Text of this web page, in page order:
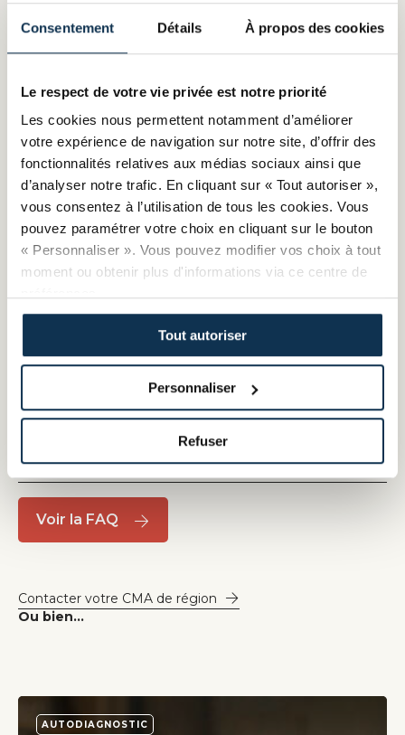
Consentement Détails À propos des cookies
Le respect de votre vie privée est notre priorité
Les cookies nous permettent notamment d’améliorer
votre expérience de navigation sur notre site, d’offrir des
fonctionnalités relatives aux médias sociaux ainsi que
d’analyser notre trafic. En cliquant sur « Tout autoriser »,
vous consentez à l’utilisation de tous les cookies. Vous
pouvez paramétrer votre choix en cliquant sur le bouton
« Personnaliser ». Vous pouvez modifier vos choix à tout
moment ou obtenir plus d'informations via ce centre de
Tout autoriser
Personnaliser
Refuser
On répond à vos questions
Voir la FAQ
Y a-t-il des titres spécifiques pour
les artisans d'art ?
Comment savoir si une activité est
artisanale ?
Qui peut se dire Artisan ?
Est-il obligatoire de s'inscrire à la
Chambre de Métiers et de
Ou bien...
Contacter votre CMA de région
AUTODIAGNOSTIC